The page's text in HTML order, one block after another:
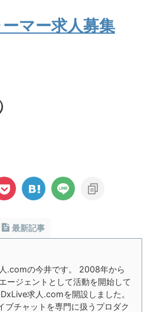
マー求人募集
最新記事
.comの今井です。 2008年から
ージェントとして活動を開始して
求人.comを開設しました。
ブチャットを専門に扱うプロダク